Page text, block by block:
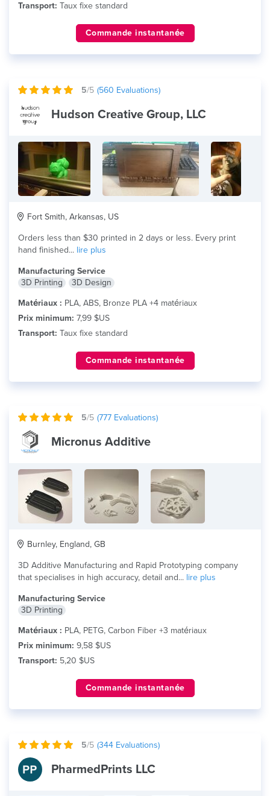
Transport: Taux fixe standard
Commande instantanée
5/5 (560 Evaluations)
Hudson Creative Group, LLC
Fort Smith, Arkansas, US
Orders less than $30 printed in 2 days or less. Every print
hand finished... lire plus
Manufacturing Service
3D Printing
3D Design
Matériaux : PLA, ABS, Bronze PLA +4 matériaux
Prix minimum: 7,99 $US
Transport: Taux fixe standard
Commande instantanée
5/5 (777 Evaluations)
Micronus Additive
Burnley, England, GB
3D Additive Manufacturing and Rapid Prototyping company
that specialises in high accuracy, detail and... lire plus
Manufacturing Service
3D Printing
Matériaux : PLA, PETG, Carbon Fiber +3 matériaux
Prix minimum: 9,58 $US
Transport: 5,20 $US
Commande instantanée
5/5 (344 Evaluations)
PharmedPrints LLC